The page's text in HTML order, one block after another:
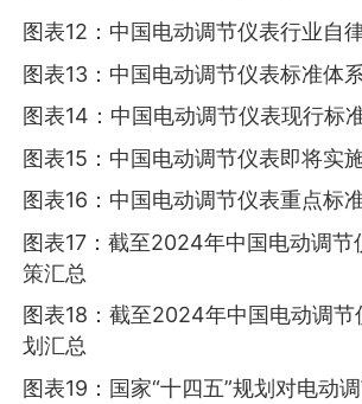
图表12：中国电动调节仪表行业自
图表13：中国电动调节仪表标准体
图表14：中国电动调节仪表现行标
图表15：中国电动调节仪表即将实
图表16：中国电动调节仪表重点标
图表17：截至2024年中国电动调节
策汇总
图表18：截至2024年中国电动调节
划汇总
图表19：国家“十四五”规划对电动